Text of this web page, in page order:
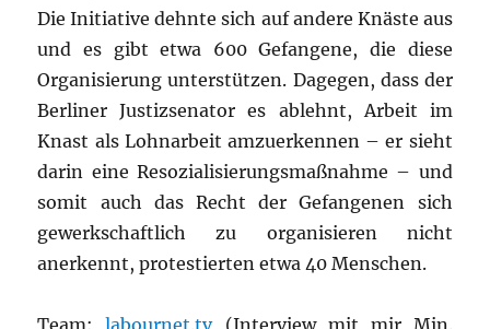
Die Initiative dehnte sich auf andere Knäste aus
und es gibt etwa 600 Gefangene, die diese
Organisierung unterstützen. Dagegen, dass der
Berliner Justizsenator es ablehnt, Arbeit im
Knast als Lohnarbeit amzuerkennen – er sieht
darin eine Resozialisierungsmaßnahme – und
somit auch das Recht der Gefangenen sich
gewerkschaftlich zu organisieren nicht
anerkennt, protestierten etwa 40 Menschen.
Team:labournet.tv(Interview mit mir Min.